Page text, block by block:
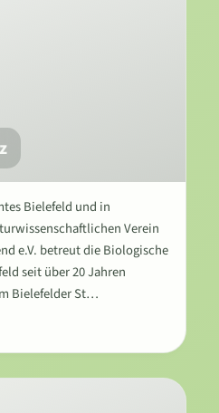
Bielefeld und in
Verein
e.V. betreut die Biologische
seit über 20 Jahren
Bielefelder St…